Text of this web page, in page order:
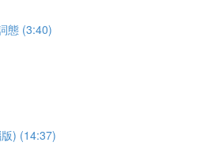
態 (3:40)
) (14:37)